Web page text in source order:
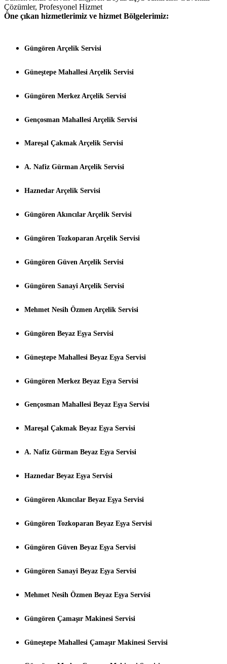
Çözümler, Profesyonel Hizmet
Öne çıkan hizmetlerimiz ve hizmet Bölgelerimiz:
Güngören Arçelik Servisi
Güneştepe Mahallesi Arçelik Servisi
Güngören Merkez Arçelik Servisi
Gençosman Mahallesi Arçelik Servisi
Mareşal Çakmak Arçelik Servisi
A. Nafiz Gürman Arçelik Servisi
Haznedar Arçelik Servisi
Güngören Akıncılar Arçelik Servisi
Güngören Tozkoparan Arçelik Servisi
Güngören Güven Arçelik Servisi
Güngören Sanayi Arçelik Servisi
Mehmet Nesih Özmen Arçelik Servisi
Güngören Beyaz Eşya Servisi
Güneştepe Mahallesi Beyaz Eşya Servisi
Güngören Merkez Beyaz Eşya Servisi
Gençosman Mahallesi Beyaz Eşya Servisi
Mareşal Çakmak Beyaz Eşya Servisi
A. Nafiz Gürman Beyaz Eşya Servisi
Haznedar Beyaz Eşya Servisi
Güngören Akıncılar Beyaz Eşya Servisi
Güngören Tozkoparan Beyaz Eşya Servisi
Güngören Güven Beyaz Eşya Servisi
Güngören Sanayi Beyaz Eşya Servisi
Mehmet Nesih Özmen Beyaz Eşya Servisi
Güngören Çamaşır Makinesi Servisi
Güneştepe Mahallesi Çamaşır Makinesi Servisi